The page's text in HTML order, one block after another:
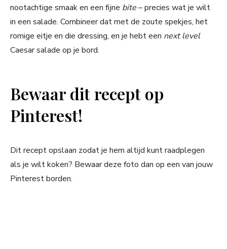
nootachtige smaak en een fijne bite– precies wat je wilt
in een salade. Combineer dat met de zoute spekjes, het
romige eitje en die dressing, en je hebt een next level
Caesar salade op je bord.
Bewaar dit recept op
Pinterest!
Dit recept opslaan zodat je hem altijd kunt raadplegen
als je wilt koken? Bewaar deze foto dan op een van jouw
Pinterest borden.